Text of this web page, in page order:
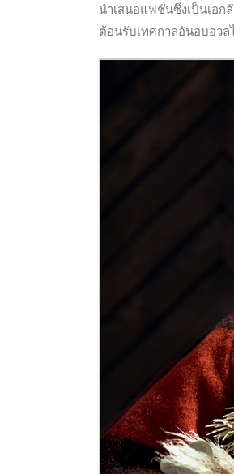
นำเสนอแฟชั่นซึ่งเป็นเอ
ต้อนรับเทศกาลอันอบอว